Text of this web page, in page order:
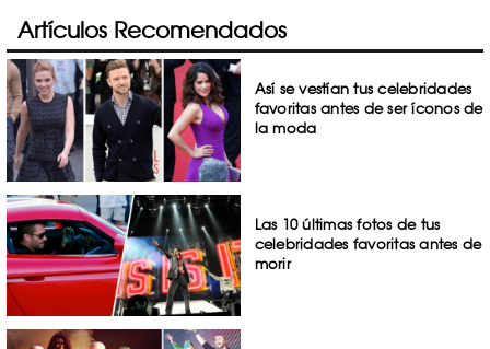
Artículos Recomendados
Así se vestían tus celebridades
favoritas antes de ser íconos de
la moda
Las 10 últimas fotos de tus
celebridades favoritas antes de
morir